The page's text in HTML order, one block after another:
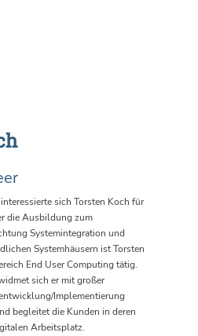
sich Torsten Koch für
die Ausbildung zum
Systemintegration und
Systemhäusern ist Torsten
End User Computing tätig.
sich er mit großer
Implementierung
begleitet die Kunden in deren
Arbeitsplatz.